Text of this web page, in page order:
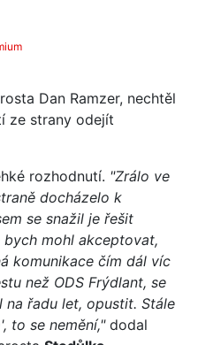
Dan Ramzer, nechtěl
ze strany odejít
rozhodnutí. "Zrálo ve
docházelo k
se snažil je řešit
bych mohl akceptovat,
komunikace čím dál víc
než ODS Frýdlant, se
řadu let, opustit. Stále
to se nemění,"dodal